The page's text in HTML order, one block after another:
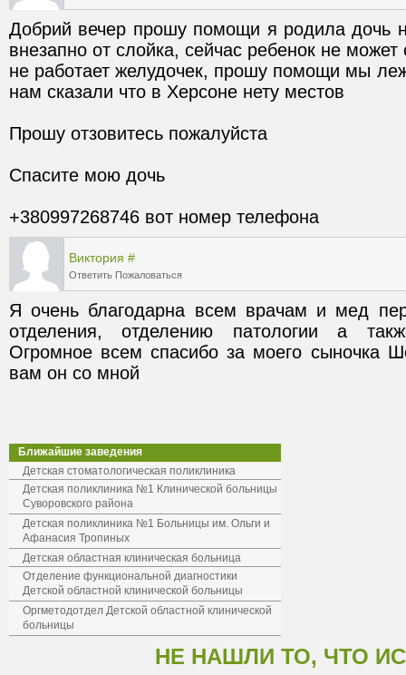
Добрий вечер прошу помощи я родила дочь
внезапно от слойка, сейчас ребенок не
не работает желудочек, прошу помощи мы
+380997268746 вот номер телефона
Виктория #
Ответить Пожаловаться
Я очень благодарна всем врачам и мед
отделения, отделению патологии а
Огромное всем спасибо за моего сыночка
Ближайшие заведения
Детская стоматологическая поликлиника
Детская поликлиника №1 Клинической больницы
Суворовского района
Детская поликлиника №1 Больницы им. Ольги и
Афанасия Тропиных
Детская областная клиническая больница
Отделение функциональной диагностики
Детской областной клинической больницы
Оргметодотдел Детской областной клинической
больницы
НЕ НАШЛИ ТО, ЧТО